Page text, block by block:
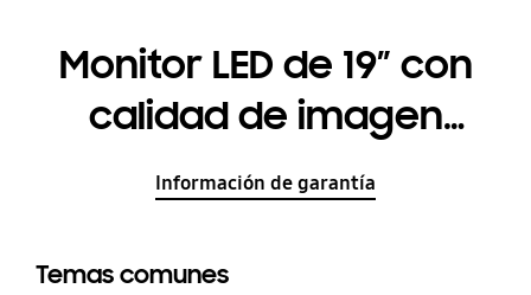
Monitor LED de 19” con
calidad de imagen
nítida
Información de garantía
Temas comunes